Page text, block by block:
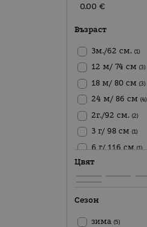
0.00 €
Възраст
3м./62 см. (1)
12 м/ 74 см (3)
18 м/ 80 см (3)
24 м/ 86 см (4)
2г./92 см. (2)
3 г/ 98 см (1)
6 г/ 116 см (1)
Цвят
Сезон
зима (5)